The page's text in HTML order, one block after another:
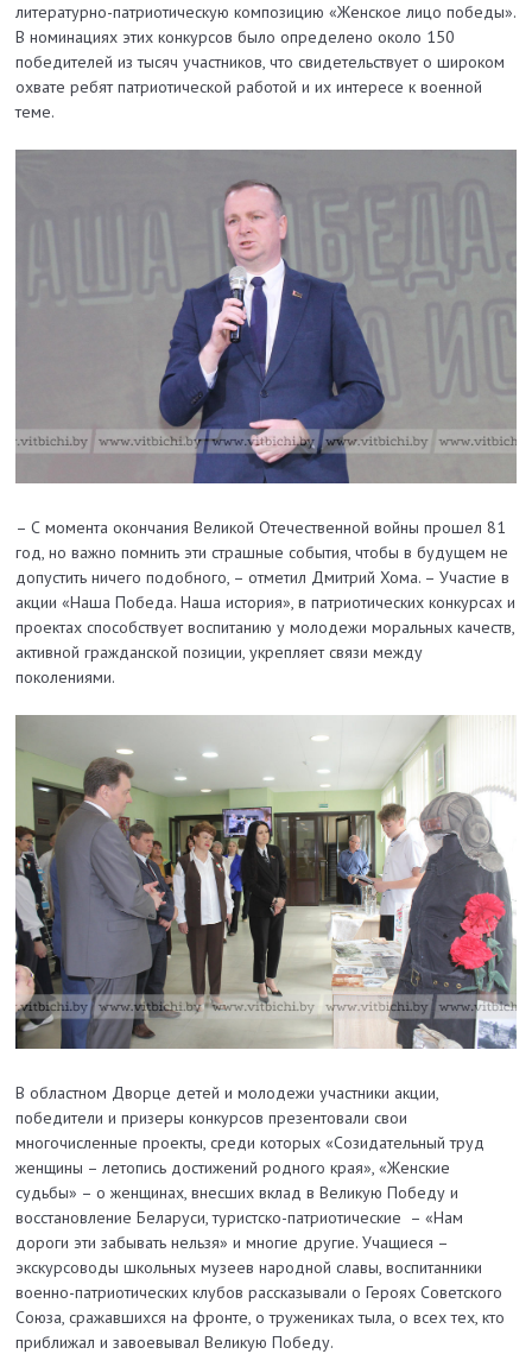
литературно-патриотическую композицию «Женское лицо победы».
В номинациях этих конкурсов было определено около 150
победителей из тысяч участников, что свидетельствует о широком
охвате ребят патриотической работой и их интересе к военной
теме.
– С момента окончания Великой Отечественной войны прошел 81
год, но важно помнить эти страшные события, чтобы в будущем не
допустить ничего подобного, – отметил Дмитрий Хома. – Участие в
акции «Наша Победа. Наша история», в патриотических конкурсах и
проектах способствует воспитанию у молодежи моральных качеств,
активной гражданской позиции, укрепляет связи между
поколениями.
В областном Дворце детей и молодежи участники акции,
победители и призеры конкурсов презентовали свои
многочисленные проекты, среди которых «Созидательный труд
женщины – летопись достижений родного края», «Женские
судьбы» – о женщинах, внесших вклад в Великую Победу и
восстановление Беларуси, туристско-патриотические – «Нам
дороги эти забывать нельзя» и многие другие. Учащиеся –
экскурсоводы школьных музеев народной славы, воспитанники
военно-патриотических клубов рассказывали о Героях Советского
Союза, сражавшихся на фронте, о тружениках тыла, о всех тех, кто
приближал и завоевывал Великую Победу.